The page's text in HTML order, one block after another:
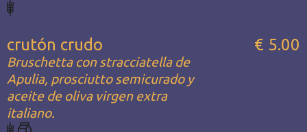
crutón crudo
Bruschetta con stracciatella de
Apulia, prosciutto semicurado y
aceite de oliva virgen extra
italiano.
€ 5.00